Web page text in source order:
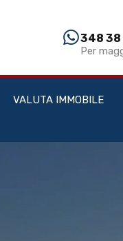
348 38
Per
VALUTA IMMOBILE